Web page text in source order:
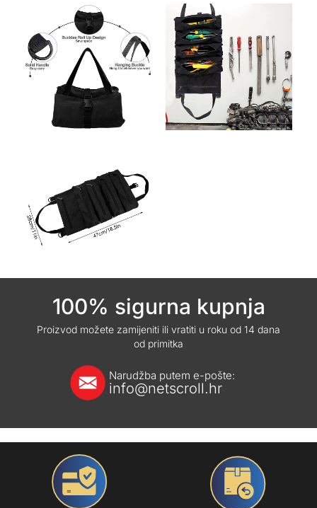
100% sigurna kupnja
Proizvod možete zamijeniti ili vratiti u roku od 14 dana
od primitka
Narudžba putem e-pošte:
info@netscroll.hr